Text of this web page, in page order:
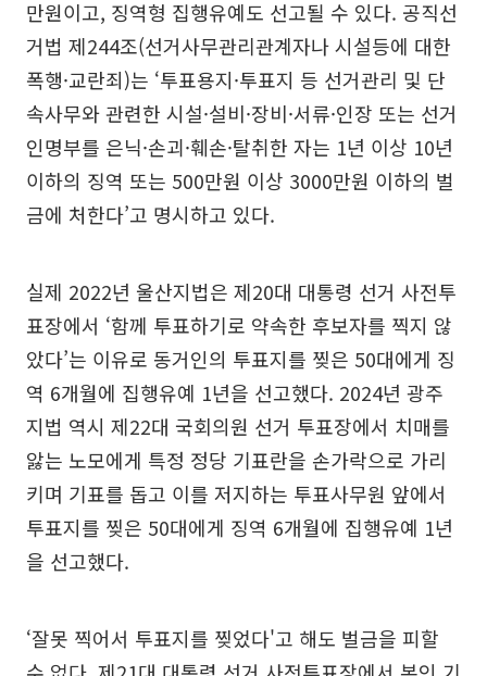
만원이고, 징역형 집행유예도 선고될 수 있다. 공직선
거법 제244조(선거사무관리관계자나 시설등에 대한
폭행·교란죄)는 ‘투표용지·투표지 등 선거관리 및 단
속사무와 관련한 시설·설비·장비·서류·인장 또는 선거
인명부를 은닉·손괴·훼손·탈취한 자는 1년 이상 10년
이하의 징역 또는 500만원 이상 3000만원 이하의 벌
금에 처한다’고 명시하고 있다.
실제 2022년 울산지법은 제20대 대통령 선거 사전투
표장에서 ‘함께 투표하기로 약속한 후보자를 찍지 않
았다’는 이유로 동거인의 투표지를 찢은 50대에게 징
역 6개월에 집행유예 1년을 선고했다. 2024년 광주
지법 역시 제22대 국회의원 선거 투표장에서 치매를
앓는 노모에게 특정 정당 기표란을 손가락으로 가리
키며 기표를 돕고 이를 저지하는 투표사무원 앞에서
투표지를 찢은 50대에게 징역 6개월에 집행유예 1년
을 선고했다.
‘잘못 찍어서 투표지를 찢었다'고 해도 벌금을 피할